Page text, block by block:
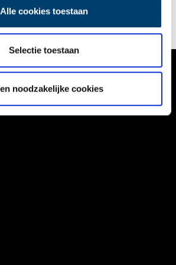
Alle cookies toestaan
Selectie toestaan
noodzakelijke cookies
joden heen.